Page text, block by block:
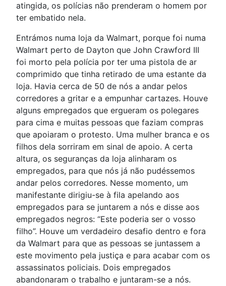
atingida, os polícias não prenderam o homem por
ter embatido nela.
Entrámos numa loja da Walmart, porque foi numa
Walmart perto de Dayton que John Crawford III
foi morto pela polícia por ter uma pistola de ar
comprimido que tinha retirado de uma estante da
loja. Havia cerca de 50 de nós a andar pelos
corredores a gritar e a empunhar cartazes. Houve
alguns empregados que ergueram os polegares
para cima e muitas pessoas que faziam compras
que apoiaram o protesto. Uma mulher branca e os
filhos dela sorriram em sinal de apoio. A certa
altura, os seguranças da loja alinharam os
empregados, para que nós já não pudéssemos
andar pelos corredores. Nesse momento, um
manifestante dirigiu-se à fila apelando aos
empregados para se juntarem a nós e disse aos
empregados negros: “Este poderia ser o vosso
filho”. Houve um verdadeiro desafio dentro e fora
da Walmart para que as pessoas se juntassem a
este movimento pela justiça e para acabar com os
assassinatos policiais. Dois empregados
abandonaram o trabalho e juntaram-se a nós.